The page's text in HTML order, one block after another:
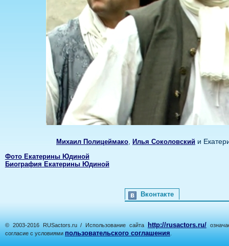
Михаил Полицеймако Илья Соколовский и
Фото Екатерины Юдиной
Биография Екатерины Юдиной
Вконтакте
© 2003-2016 RUSactors.ru / Использование сайта http://rusactors.ru/
согласие с условиями пользовательского соглашения